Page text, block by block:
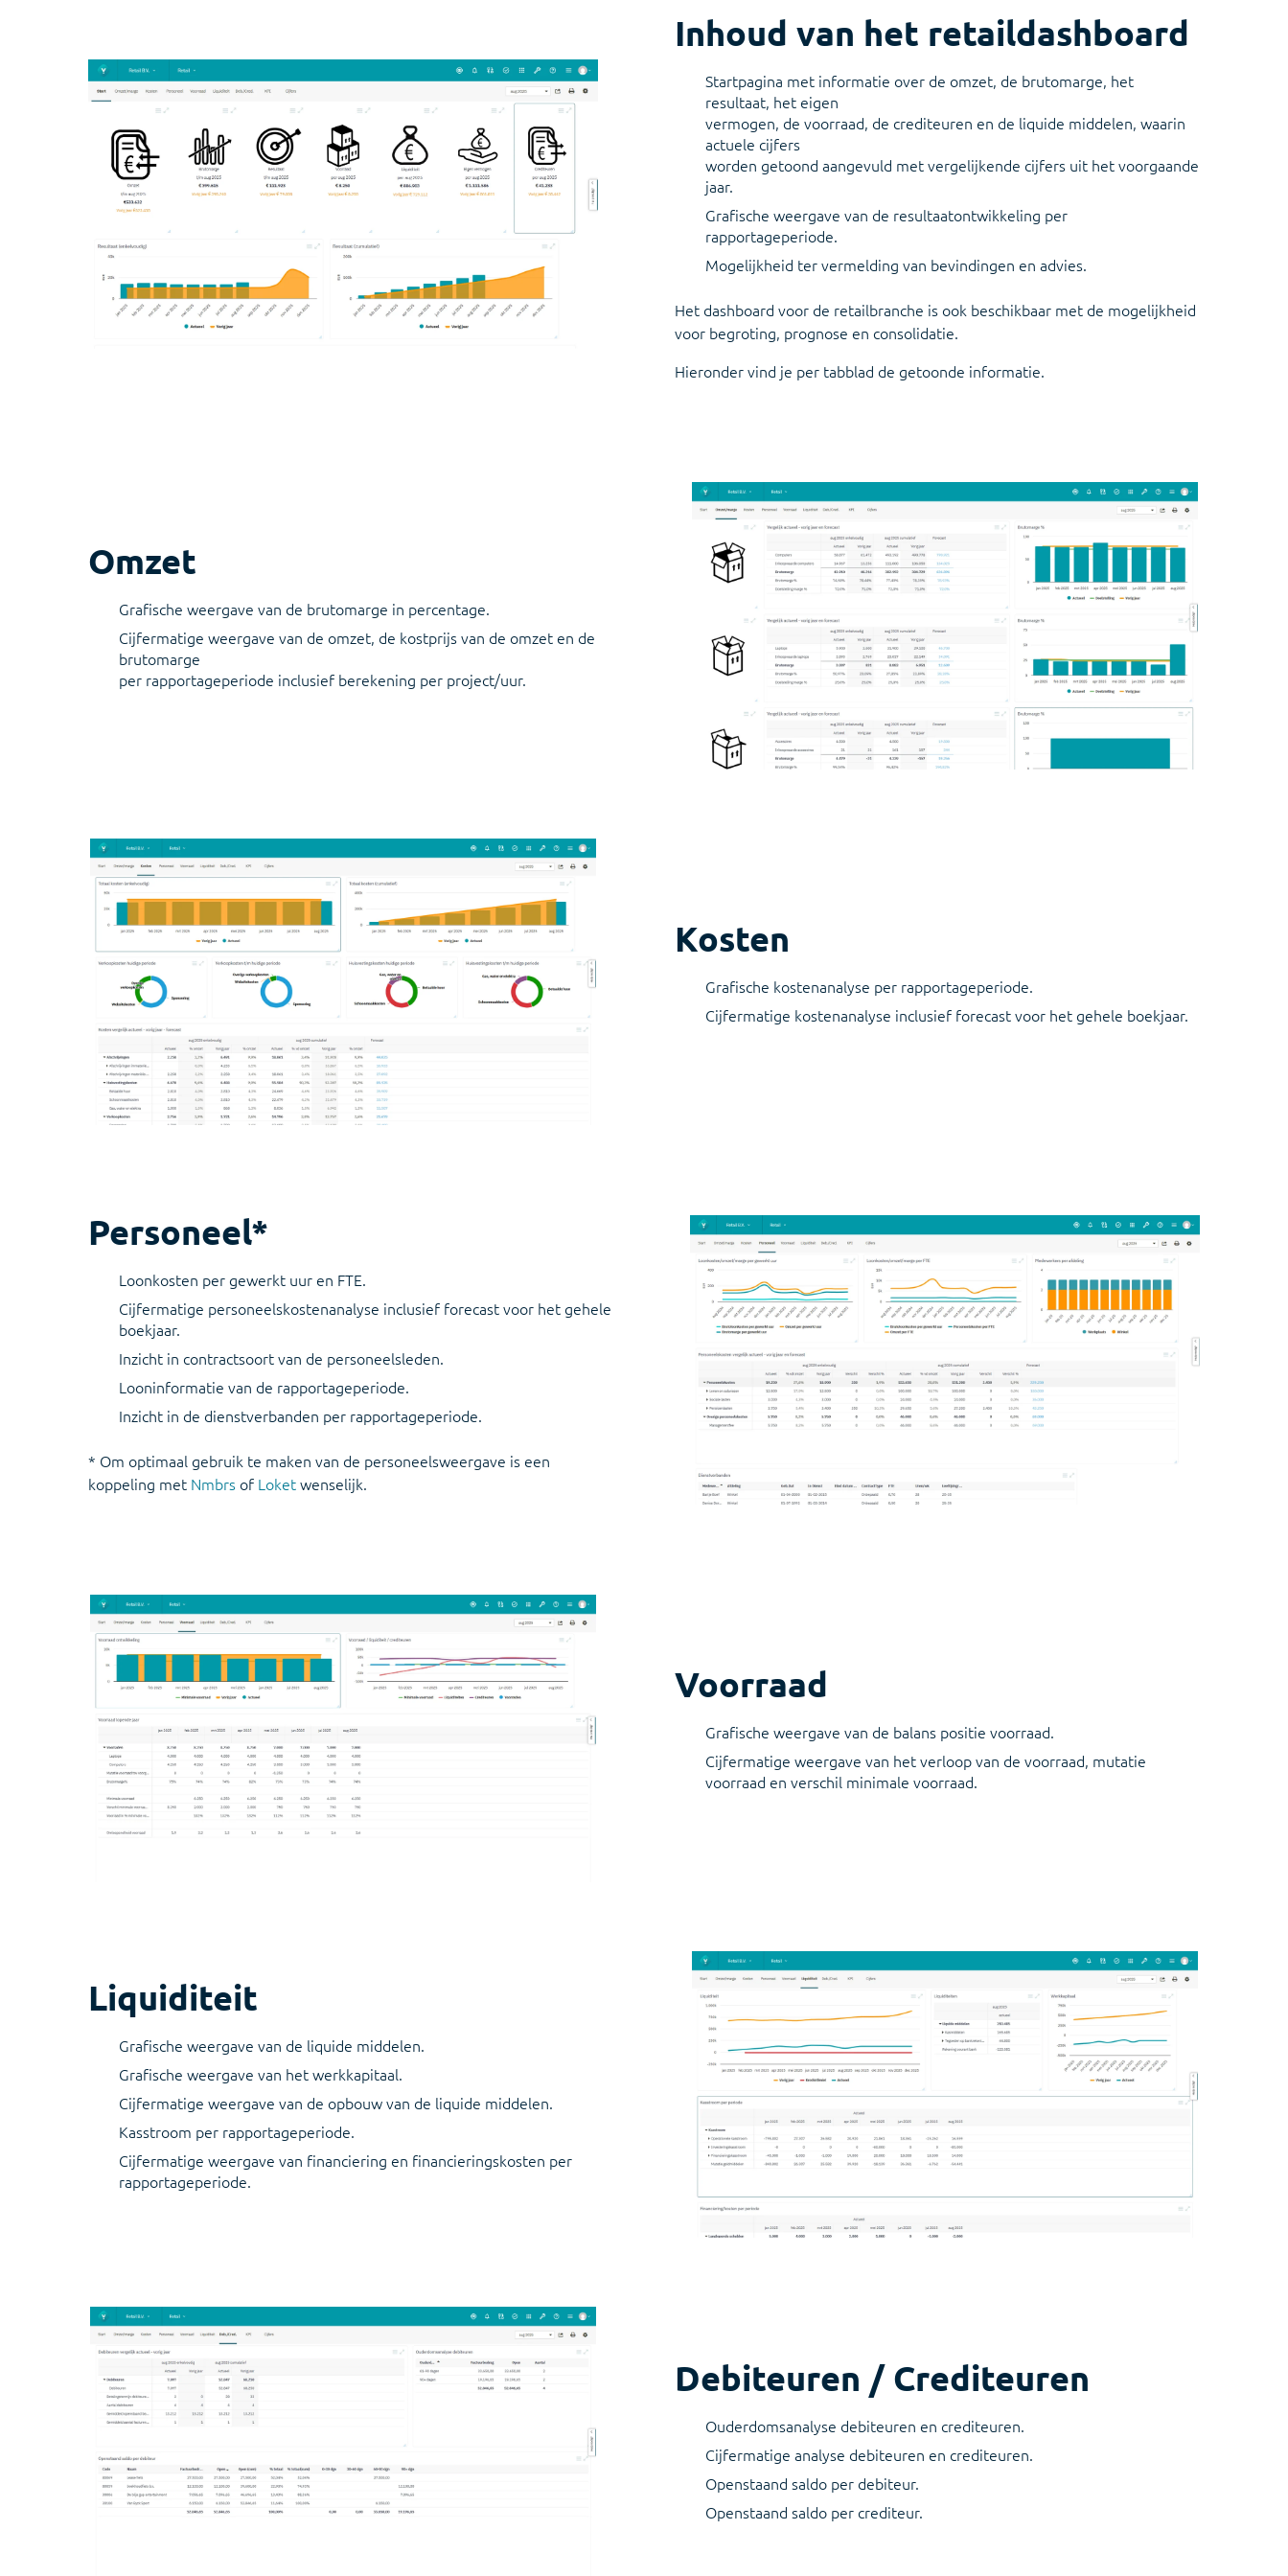
On-premise software voor samenstellen van jaarrekeningen
Inhoud van het retaildashboard
Startpagina met informatie over de omzet, de brutomarge, het
resultaat, het eigen
vermogen, de voorraad, de crediteuren en de liquide middelen, waarin
actuele cijfers
worden getoond aangevuld met vergelijkende cijfers uit het voorgaande
jaar.
Grafische weergave van de resultaatontwikkeling per
rapportageperiode.
Mogelijkheid ter vermelding van bevindingen en advies.
Het dashboard voor de retailbranche is ook beschikbaar met de mogelijkheid
voor begroting, prognose en consolidatie.
Hieronder vind je per tabblad de getoonde informatie.
Omzet
Grafische weergave van de brutomarge in percentage.
Cijfermatige weergave van de omzet, de kostprijs van de omzet en de
brutomarge
per rapportageperiode inclusief berekening per project/uur.
Kosten
Grafische kostenanalyse per rapportageperiode.
Cijfermatige kostenanalyse inclusief forecast voor het gehele boekjaar.
Personeel*
Loonkosten per gewerkt uur en FTE.
Cijfermatige personeelskostenanalyse inclusief forecast voor het gehele
boekjaar.
Inzicht in contractsoort van de personeelsleden.
Looninformatie van de rapportageperiode.
Inzicht in de dienstverbanden per rapportageperiode.
* Om optimaal gebruik te maken van de personeelsweergave is een
koppeling met Nmbrs of Loketwenselijk.
Voorraad
Grafische weergave van de balans positie voorraad.
Cijfermatige weergave van het verloop van de voorraad, mutatie
voorraad en verschil minimale voorraad.
Liquiditeit
Grafische weergave van de liquide middelen.
Grafische weergave van het werkkapitaal.
Cijfermatige weergave van de opbouw van de liquide middelen.
Kasstroom per rapportageperiode.
Cijfermatige weergave van financiering en financieringskosten per
rapportageperiode.
Debiteuren / Crediteuren
Ouderdomsanalyse debiteuren en crediteuren.
Cijfermatige analyse debiteuren en crediteuren.
Openstaand saldo per debiteur.
Openstaand saldo per crediteur.